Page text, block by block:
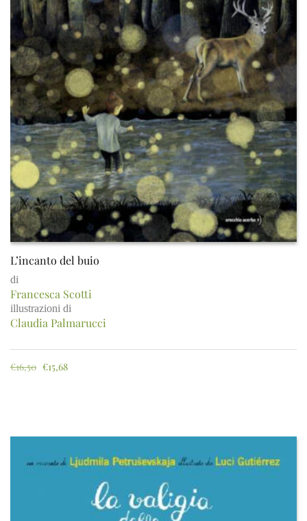
L’incanto del buio
di
Francesca Scotti
illustrazioni di
Claudia Palmarucci
€16,50 €15,68